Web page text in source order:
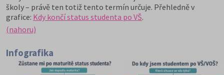
školy – právě ten totiž tento termín určuje. Přehledně v
grafice: Kdy končí status studenta po VŠ.
(nahoru)
Infografika